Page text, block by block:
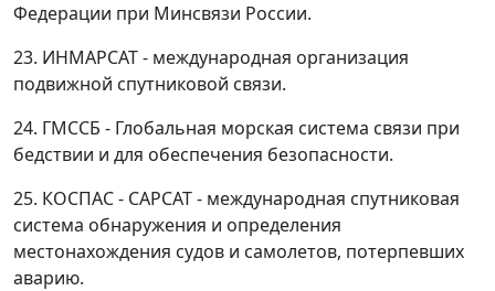
Федерации при Минсвязи России.
23. ИНМАРСАТ - международная организация
подвижной спутниковой связи.
24. ГМССБ - Глобальная морская система связи при
бедствии и для обеспечения безопасности.
25. КОСПАС - САРСАТ - международная спутниковая
система обнаружения и определения
местонахождения судов и самолетов, потерпевших
аварию.